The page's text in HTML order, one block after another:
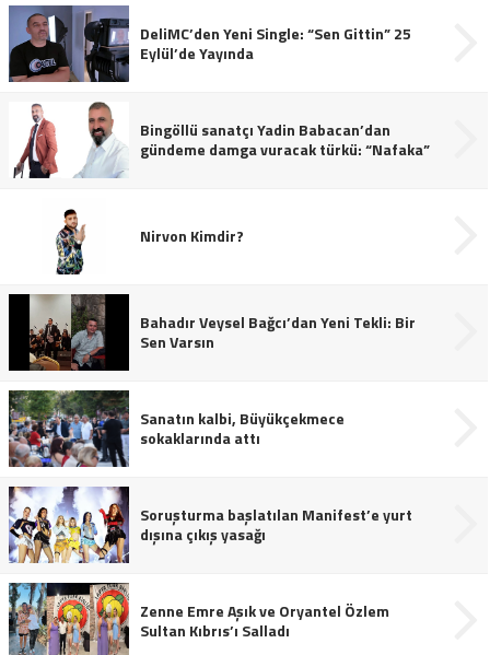
DeliMC’den Yeni Single: “Sen Gittin” 25
Eylül’de Yayında
Bingöllü sanatçı Yadin Babacan’dan
gündeme damga vuracak türkü: “Nafaka”
Nirvon Kimdir?
Bahadır Veysel Bağcı’dan Yeni Tekli: Bir
Sen Varsın
Sanatın kalbi, Büyükçekmece
sokaklarında attı
Soruşturma başlatılan Manifest’e yurt
dışına çıkış yasağı
Zenne Emre Aşık ve Oryantel Özlem
Sultan Kıbrıs’ı Salladı